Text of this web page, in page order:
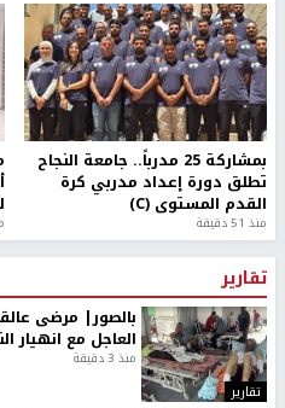
بمشاركة 25 مدرباً.. جامعة النجاح
تطلق دورة إعداد مدربي كرة
القدم المستوى (C)
منذ 51 دقيقة
تقارير
تقارير
بالصور| مرضى
العاجل مع انهيار
منذ 3 دقيقة